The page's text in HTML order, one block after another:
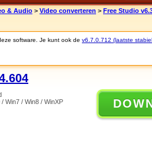
& Audio > Video converteren > Free Studio
software. Je kunt ook de v6.7.0.712 (laatste
Win7 / Win8 / WinXP